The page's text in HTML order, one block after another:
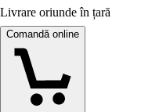
Livrare oriunde în țară
Comandă online